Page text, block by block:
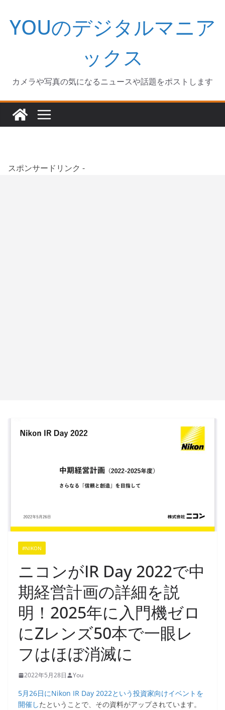
キ
YOUのデジタルマニア
ックス
カメラや写真の気になるニュースや話題をポストします
スポンサードリンク -
#NIKON
ニコンがIR Day 2022で中
期経営計画の詳細を説
明！2025年に入門機ゼロ
にZレンズ50本で一眼レ
フはほぼ消滅に
2022年5月28日 You
5月26日にNikon IR Day 2022という投資家向けイベントを
開催したということで、その資料がアップされています。